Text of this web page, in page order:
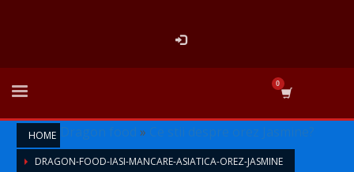
HOME Dragon food » Ce stii despre orez Jasmine?
DRAGON-FOOD-IASI-MANCARE-ASIATICA-OREZ-JASMINE